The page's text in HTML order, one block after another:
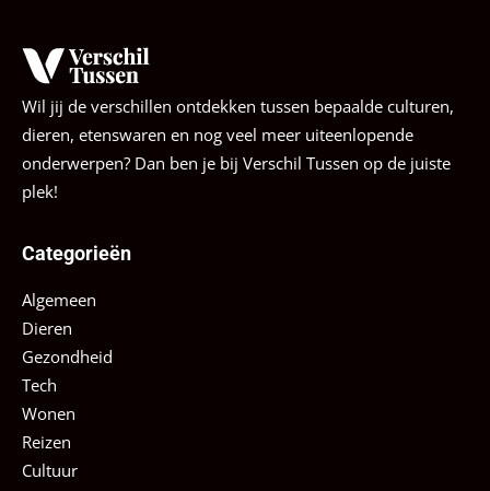
Wil jij de verschillen ontdekken tussen bepaalde culturen,
dieren, etenswaren en nog veel meer uiteenlopende
onderwerpen? Dan ben je bij Verschil Tussen op de juiste
plek!
Categorieën
Algemeen
Dieren
Gezondheid
Tech
Wonen
Reizen
Cultuur